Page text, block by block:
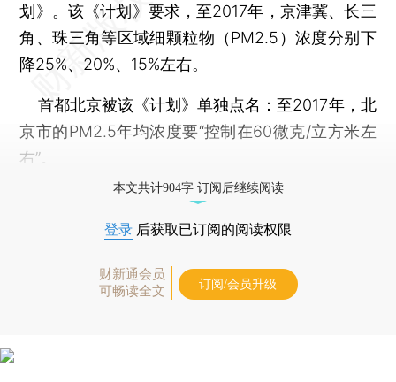
划》。该《计划》要求，至2017年，京津冀、长三
角、珠三角等区域细颗粒物（PM2.5）浓度分别下
降25%、20%、15%左右。
首都北京被该《计划》单独点名：至2017年，北
京市的PM2.5年均浓度要“控制在60微克/立方米左
右”。
本文共计904字 订阅后继续阅读
登录 后获取已订阅的阅读权限
财新通会员
可畅读全文
订阅/会员升级